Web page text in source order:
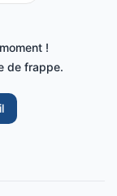
!
de frappe.